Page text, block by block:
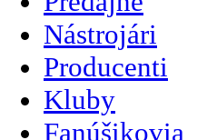
Nástrojári
Producenti
Kluby
Fanúšikovia